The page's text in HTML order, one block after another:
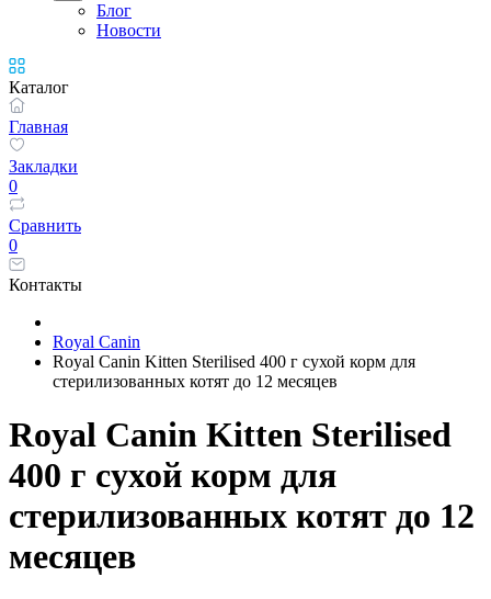
Блог
Новости
Каталог
Главная
Закладки
0
Сравнить
0
Контакты
Royal Canin
Royal Canin Kitten Sterilised 400 г сухой корм для
стерилизованных котят до 12 месяцев
Royal Canin Kitten Sterilised
400 г сухой корм для
стерилизованных котят до 12
месяцев